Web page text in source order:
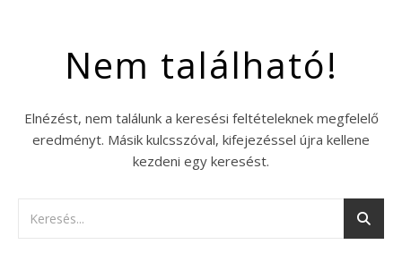
Nem található!
Elnézést, nem találunk a keresési feltételeknek megfelelő
eredményt. Másik kulcsszóval, kifejezéssel újra kellene
kezdeni egy keresést.